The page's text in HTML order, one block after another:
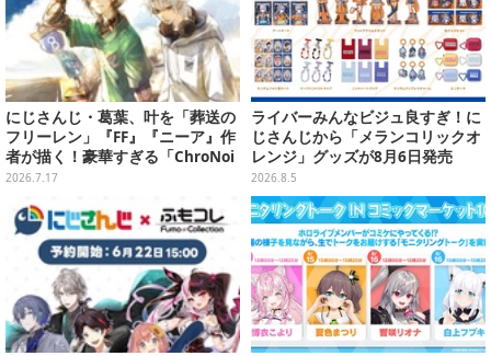
にじさんじ・葛葉、叶を「葬送の
フリーレン」『FF』『ニーア』作
者が描く！豪華すぎる「ChroNoi
R」8周年イラストが公開
2026.7.17
ライバーみんなビジュ良すぎ！に
じさんじから「メランコリックオ
レンジ」グッズが8月6日発売
2026.8.5